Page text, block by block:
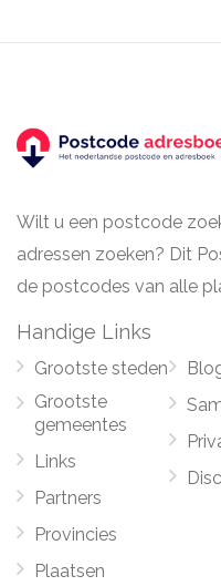
Wilt u een postcode
adressen zoeken? Dit
de postcodes van alle
Handige Links
Grootste steden
Grootste
gemeentes
Links
Partners
Provincies
Plaatsen